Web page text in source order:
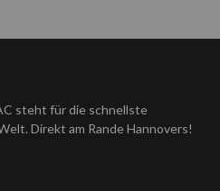
steht für die schnellste
Direkt am Rande Hannovers!